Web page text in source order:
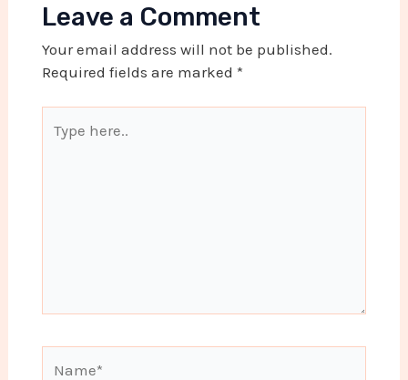
Leave a Comment
Your email address will not be published.
Required fields are marked *
here..